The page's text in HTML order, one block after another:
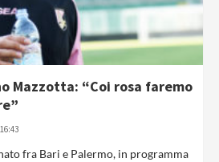
Mazzotta: “Coi rosa faremo
fra Bari e Palermo, in programma